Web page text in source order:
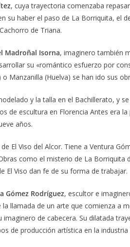
, cuya trayectoria comenzaba
su haber el paso de La Borriquita, el
de Triana.
Madroñal Isorna, imaginero también
su «romántico esfuerzo por
Manzanilla (Huelva) se han ido sus
y la talla en el Bachillerato, y
de escultura en Florencia Antes era
años.
El Viso del Alcor. Tiene a Ventura
como el misterio de La Borriquita
El Viso dan fe de su forma de trabajar.
Gómez Rodríguez, escultor e
llamada de un arte que comienza a
imaginero de cabecera. Su dilatada
de producción artística en la industria